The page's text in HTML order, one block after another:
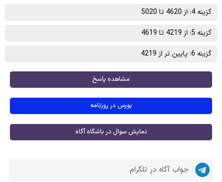
گزینه 4: از 4620 تا 5020
گزینه 5: از 4219 تا 4619
گزینه 6: پایین تر از 4219
مشاهده پاسخ
بورس در روزنامه
نمایش سوال در باشگاه آگاه
جواب آگاه در تلگرام